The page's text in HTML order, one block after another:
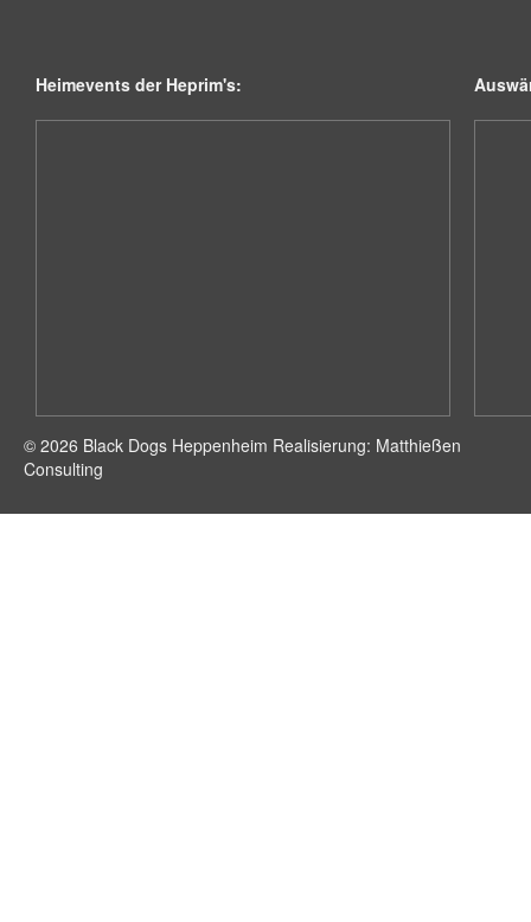
Heimevents der Heprim's:
© 2026 Black Dogs Heppenheim Realisierung: Matthießen
Consulting